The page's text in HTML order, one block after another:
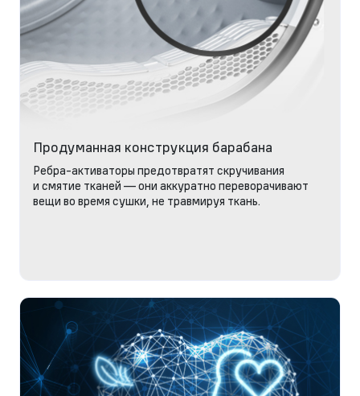
Продуманная конструкция барабана
Ребра-активаторы предотвратят скручивания
и смятие тканей — они аккуратно переворачивают
вещи во время сушки, не травмируя ткань.